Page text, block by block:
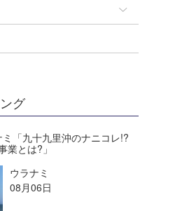
グ
「九十九里沖のナニコレ!?
業とは?」
ウラナミ
08月06日